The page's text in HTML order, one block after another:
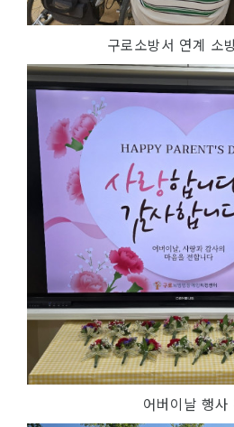
구로소방서 연계 소
어버이날 행사